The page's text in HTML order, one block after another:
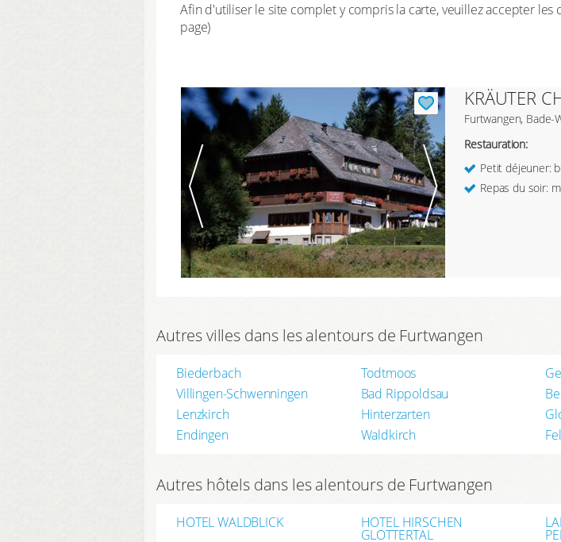
Afin d'utiliser le site complet y compris la carte, veuillez accepter les
page)
KRÄUTER
Furtwangen, Bade-
Restauration:
Petit déjeuner:
Repas du soir:
Autres villes dans les alentours de Furtwangen
Biederbach Todtmoos
Villingen-Schwenningen
Bad Rippoldsau
Lenzkirch
Hinterzarten
Endingen
Waldkirch
Autres hôtels dans les alentours de Furtwangen
HOTEL WALDBLICK HOTEL HIRSCHEN
GLOTTERTAL